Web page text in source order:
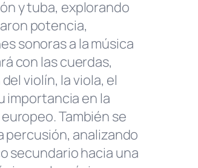
y tuba, explorando
potencia,
sonoras a la música
con las cuerdas,
violín, la viola, el
importancia en la
También se
percusión, analizando
secundario hacia una